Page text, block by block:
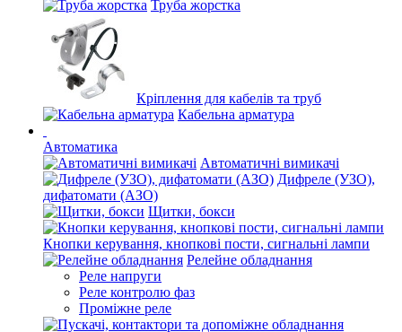
Труба жорстка
Кріплення для кабелів та труб
Кабельна арматура
Автоматика
Автоматичні вимикачі
Дифреле (УЗО),
дифатомати (АЗО)
Щитки, бокси
Кнопки керування, кнопкові пости, сигнальні лампи
Релейне обладнання
Реле напруги
Реле контролю фаз
Проміжне реле